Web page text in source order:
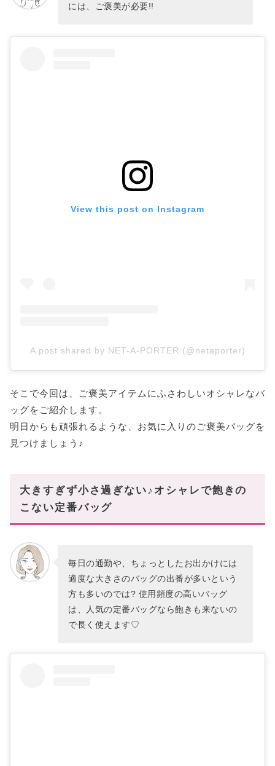
には、ご褒美が必要!!
View this post on Instagram
A post shared by NET-A-PORTER (@netaporter)
そこで今回は、ご褒美アイテムにふさわしいオシャレなバ
ッグをご紹介します。
明日からも頑張れるような、お気に入りのご褒美バッグを
見つけましょう♪
大きすぎず小さ過ぎない♪オシャレで飽きの
こない定番バッグ
毎日の通勤や、ちょっとしたお出かけには
適度な大きさのバッグの出番が多いという
方も多いのでは? 使用頻度の高いバッグ
は、人気の定番バッグなら飽きも来ないの
で長く使えます♡